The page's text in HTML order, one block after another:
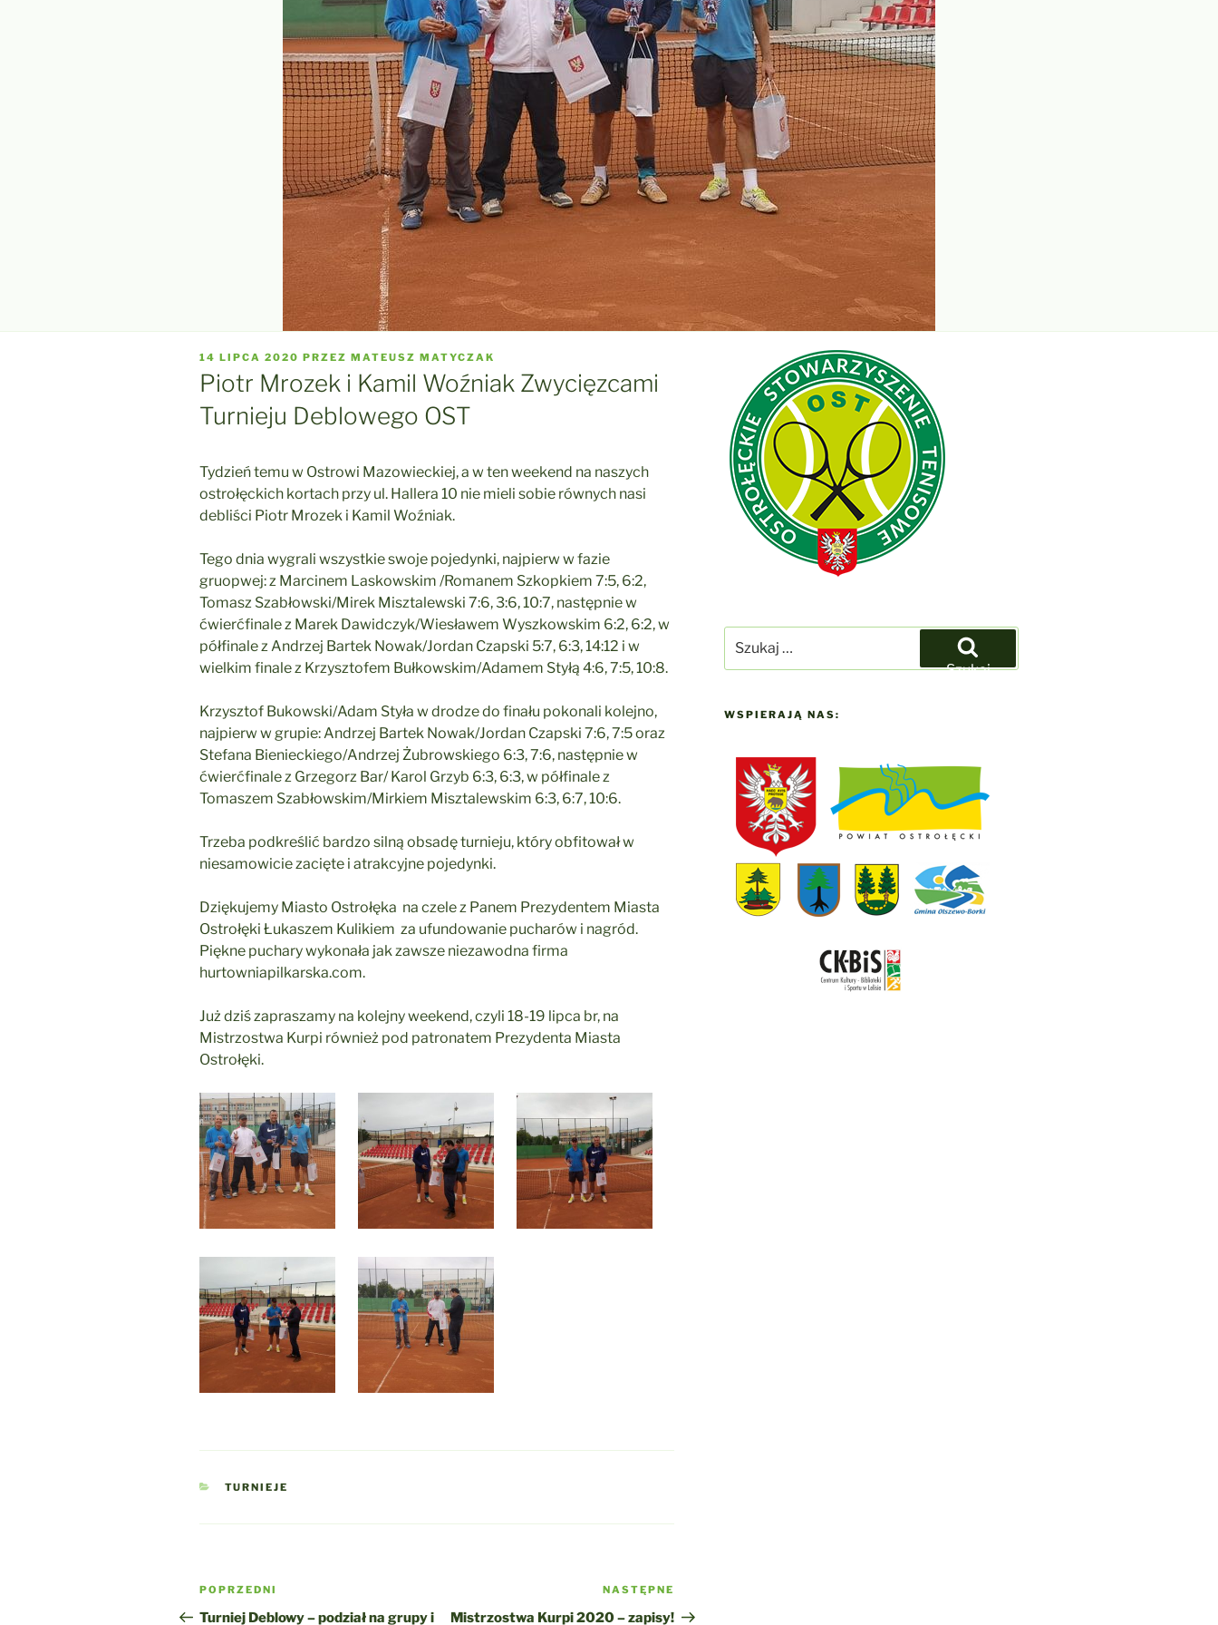
OPUBLIKOWANE
W
14 LIPCA 2020 PRZEZ MATEUSZ MATYCZAK
Piotr Mrozek i Kamil Woźniak Zwycięzcami
Turnieju Deblowego OST
Tydzień temu w Ostrowi Mazowieckiej, a w ten weekend na naszych
ostrołęckich kortach przy ul. Hallera 10 nie mieli sobie równych nasi
debliści Piotr Mrozek i Kamil Woźniak.
Tego dnia wygrali wszystkie swoje pojedynki, najpierw w fazie
gruopwej: z Marcinem Laskowskim /Romanem Szkopkiem 7:5, 6:2,
Tomasz Szabłowski/Mirek Misztalewski 7:6, 3:6, 10:7, następnie w
ćwierćfinale z Marek Dawidczyk/Wiesławem Wyszkowskim 6:2, 6:2, w
półfinale zAndrzej Bartek Nowak/Jordan Czapski 5:7, 6:3, 14:12 i w
wielkim finale z Krzysztofem Bułkowskim/Adamem Styłą 4:6, 7:5, 10:8.
Krzysztof Bukowski/Adam Styła w drodze do finału pokonali kolejno,
najpierw w grupie:Andrzej Bartek Nowak/Jordan Czapski 7:6, 7:5 oraz
Stefana Bienieckiego/Andrzej Żubrowskiego 6:3, 7:6, następnie w
ćwierćfinale z Grzegorz Bar/ Karol Grzyb 6:3, 6:3, w półfinale z
Tomaszem Szabłowskim/Mirkiem Misztalewskim 6:3, 6:7, 10:6.
Trzeba podkreślić bardzo silną obsadę turnieju, który obfitował w
niesamowicie zacięte i atrakcyjne pojedynki.
Dziękujemy Miasto Ostrołęka na czele z Panem Prezydentem Miasta
Ostrołęki Łukaszem Kulikiem za ufundowanie pucharów i nagród.
Piękne puchary wykonała jak zawsze niezawodna firma
hurtowniapilkarska.com.
Już dziś zapraszamy na kolejny weekend, czyli 18-19 lipca br, na
Mistrzostwa Kurpi również pod patronatem Prezydenta Miasta
Ostrołęki.
KATEGORIE
TURNIEJE
Nawigacja
wpisu
Poprzedni
wpis
POPRZEDNI
Turniej Deblowy – podział na grupy i
wpis
NASTĘPNE
Mistrzostwa Kurpi 2020 – zapisy!
Szukaj
WSPIERAJĄ NAS: